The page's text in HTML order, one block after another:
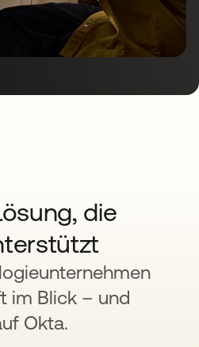
die
im Blick – und
Okta.